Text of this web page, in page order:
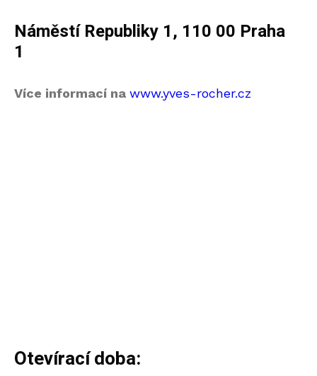
Náměstí Republiky 1, 110 00 Praha
1
Více informací na www.yves-rocher.cz
Otevírací doba: